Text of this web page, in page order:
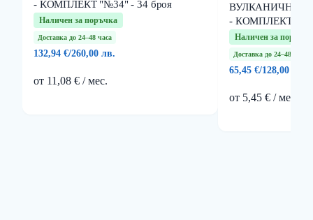
- КОМПЛЕКТ "№34" - 34 броя
Наличен за поръчка
Доставка до 24–48 часа
132,94 €/260,00 лв.
от 11,08 € / мес.
ВУЛКАНИЧНИ
- КОМПЛЕКТ
Наличен за поръчка
Доставка до 24–48 часа
65,45 €/128,00 лв.
от 5,45 € / мес.